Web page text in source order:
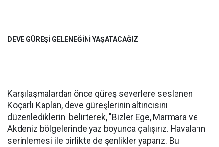
DEVE GÜREŞİ GELENEĞİNİ YAŞATACAĞIZ
Karşılaşmalardan önce güreş severlere seslenen
Koçarlı Kaplan, deve güreşlerinin altıncısını
düzenlediklerini belirterek, "Bizler Ege, Marmara ve
Akdeniz bölgelerinde yaz boyunca çalışırız. Havaların
serinlemesi ile birlikte de şenlikler yaparız. Bu